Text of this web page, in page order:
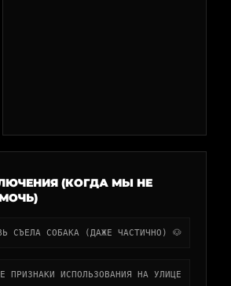
(КОГДА МЫ НЕ
СЪЕЛА СОБАКА (ДАЖЕ ЧАСТИЧНО) 🐶
ПРИЗНАКИ ИСПОЛЬЗОВАНИЯ НА УЛИЦЕ